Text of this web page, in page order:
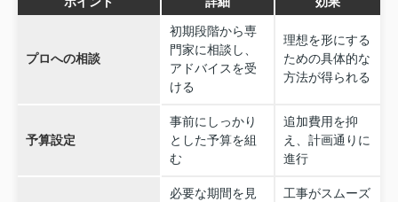
プロへの相談
初期段階から専
門家に相談し、
アドバイスを受
ける
理想を形にする
ための具体的な
方法が得られる
予算設定
事前にしっかり
とした予算を組
む
追加費用を抑
え、計画通りに
進行
必要な期間を見
工事がスムーズ